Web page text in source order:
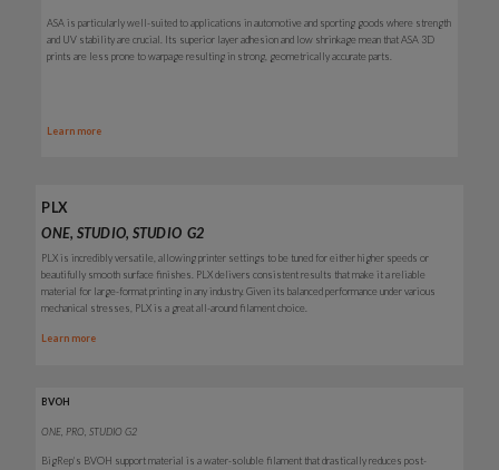
ASA is particularly well-suited to applications in automotive and sporting goods where strength
and UV stability are crucial. Its superior layer adhesion and low shrinkage mean that ASA 3D
prints are less prone to warpage resulting in strong, geometrically accurate parts.
Learn more
PLX
ONE, STUDIO, STUDIO G2
PLX is incredibly versatile, allowing printer settings to be tuned for either higher speeds or
beautifully smooth surface finishes. PLX delivers consistent results that make it a reliable
material for large-format printing in any industry. Given its balanced performance under various
mechanical stresses, PLX is a great all-around filament choice.
Learn more
BVOH
ONE, PRO, STUDIO G2
BigRep's BVOH support material is a water-soluble filament that drastically reduces post-